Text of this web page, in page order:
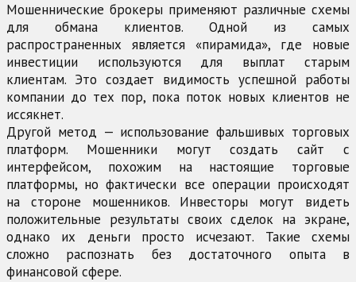
Мошеннические брокеры применяют различные схемы
для обмана клиентов. Одной из самых
распространенных является «пирамида», где новые
инвестиции используются для выплат старым
клиентам. Это создает видимость успешной работы
компании до тех пор, пока поток новых клиентов не
иссякнет.
Другой метод — использование фальшивых торговых
платформ. Мошенники могут создать сайт с
интерфейсом, похожим на настоящие торговые
платформы, но фактически все операции происходят
на стороне мошенников. Инвесторы могут видеть
положительные результаты своих сделок на экране,
однако их деньги просто исчезают. Такие схемы
сложно распознать без достаточного опыта в
финансовой сфере.